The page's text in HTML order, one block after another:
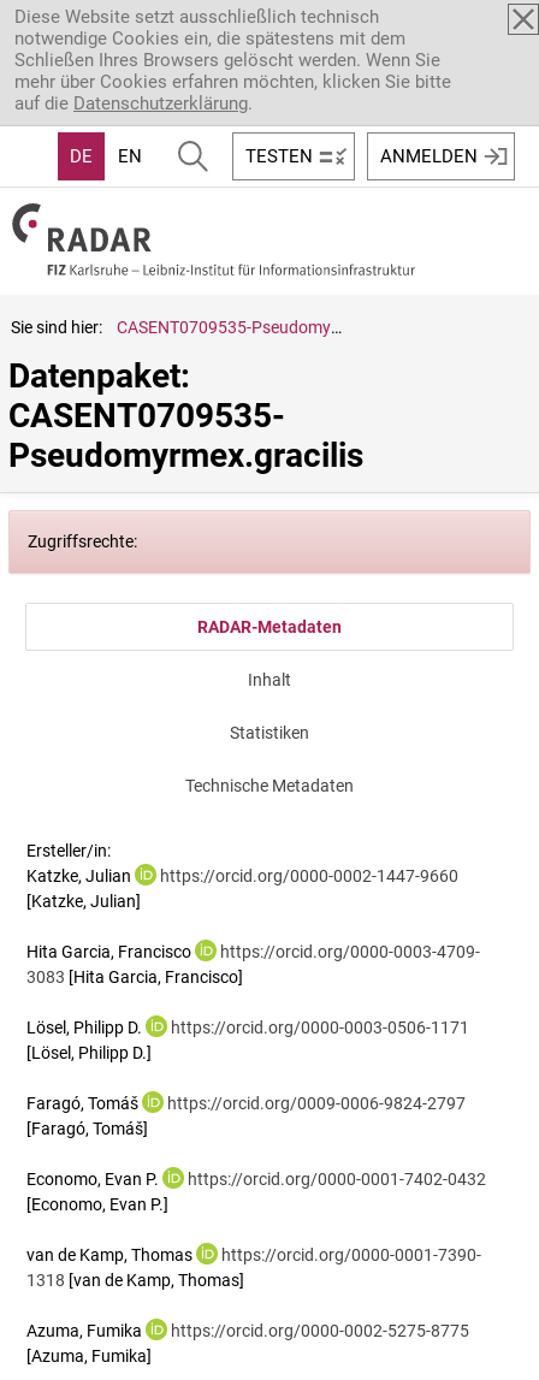
Direkt zum Inhalt
Diese Website setzt ausschließlich technisch
notwendige Cookies ein, die spätestens mit dem
Schließen Ihres Browsers gelöscht werden. Wenn Sie
mehr über Cookies erfahren möchten, klicken Sie bitte
auf die Datenschutzerklärung.
DE EN TESTEN ANMELDEN
Sie sind hier: CASENT0709535-Pseudomyrmex.gracilis
Datenpaket:
CASENT0709535-
Pseudomyrmex.gracilis
Zugriffsrechte:
RADAR-Metadaten
Inhalt
Statistiken
Technische Metadaten
Ersteller/in:
Katzke, Julian
https://orcid.org/0000-0002-1447-9660
[Katzke, Julian]
Hita Garcia, Francisco
https://orcid.org/0000-0003-4709-
3083 [Hita Garcia, Francisco]
Lösel, Philipp D.
https://orcid.org/0000-0003-0506-1171
[Lösel, Philipp D.]
Faragó, Tomáš
https://orcid.org/0009-0006-9824-2797
[Faragó, Tomáš]
Economo, Evan P.
https://orcid.org/0000-0001-7402-0432
[Economo, Evan P.]
van de Kamp, Thomas
https://orcid.org/0000-0001-7390-
1318 [van de Kamp, Thomas]
Azuma, Fumika
https://orcid.org/0000-0002-5275-8775
[Azuma, Fumika]